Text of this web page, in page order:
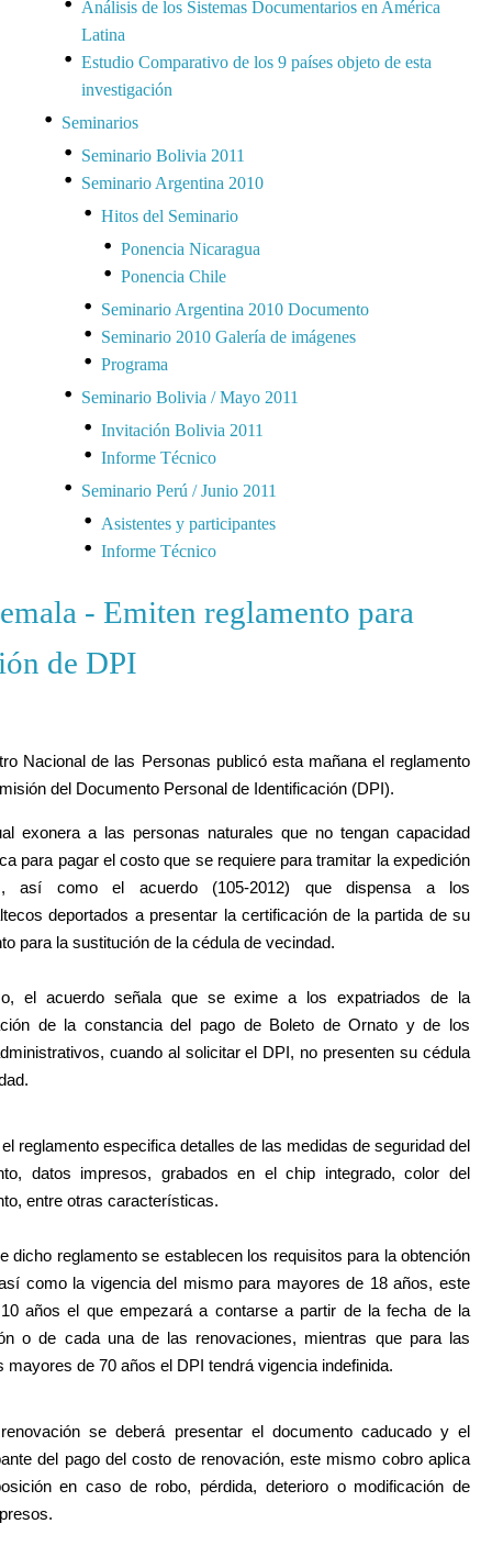
Análisis de los Sistemas Documentarios en América
Latina
Estudio Comparativo de los 9 países objeto de esta
investigación
Seminarios
Seminario Bolivia 2011
Seminario Argentina 2010
Hitos del Seminario
Ponencia Nicaragua
Ponencia Chile
Seminario Argentina 2010 Documento
Seminario 2010 Galería de imágenes
Programa
Seminario Bolivia / Mayo 2011
Invitación Bolivia 2011
Informe Técnico
Seminario Perú / Junio 2011
Asistentes y participantes
Informe Técnico
- Emiten reglamento para
de DPI
Nacional de las Personas publicó esta mañana el reglamento
del Documento Personal de Identificación (DPI).
exonera a las personas naturales que no tengan capacidad
para pagar el costo que se requiere para tramitar la expedición
así como el acuerdo (105-2012) que dispensa a los
deportados a presentar la certificación de la partida de su
para la sustitución de la cédula de vecindad.
el acuerdo señala que se exime a los expatriados de la
de la constancia del pago de Boleto de Ornato y de los
cuando al solicitar el DPI, no presenten su cédula
reglamento especifica detalles de las medidas de seguridad del
datos impresos, grabados en el chip integrado, color del
entre otras características.
dicho reglamento se establecen los requisitos para la obtención
como la vigencia del mismo para mayores de 18 años, este
años el que empezará a contarse a partir de la fecha de la
o de cada una de las renovaciones, mientras que para las
mayores de 70 años el DPI tendrá vigencia indefinida.
se deberá presentar el documento caducado y el
del pago del costo de renovación, este mismo cobro aplica
en caso de robo, pérdida, deterioro o modificación de